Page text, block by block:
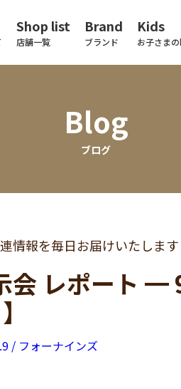
Shop list
店舗一覧
Brand
ブランド
Kids
お子さま
Blog
ブログ
情報を毎日お届けいたします
会 レポート
/ フォーナインズ